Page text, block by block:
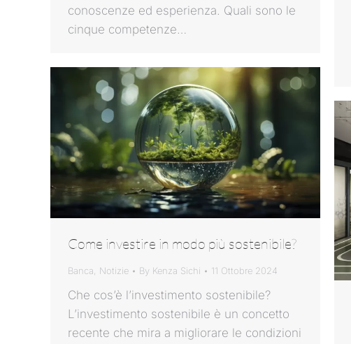
conoscenze ed esperienza. Quali sono le
cinque competenze…
Come investire in modo più sostenibile?
Banca Notizie By Kenza Sichi 11 Ottobre 2024
Che cos’è l’investimento sostenibile?
L’investimento sostenibile è un concetto
recente che mira a migliorare le condizioni